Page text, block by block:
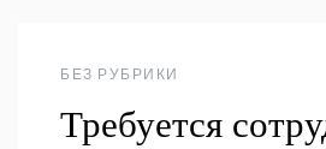
БЕЗ РУБРИКИ
Требуется